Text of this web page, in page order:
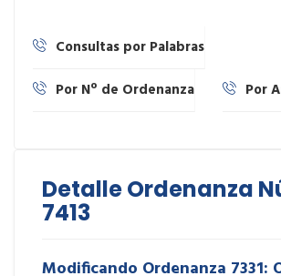
Consultas por Palabras
Por Nº de Ordenanza
Por
Detalle Ordenanza
7413
Modificando Ordenanza 7331: